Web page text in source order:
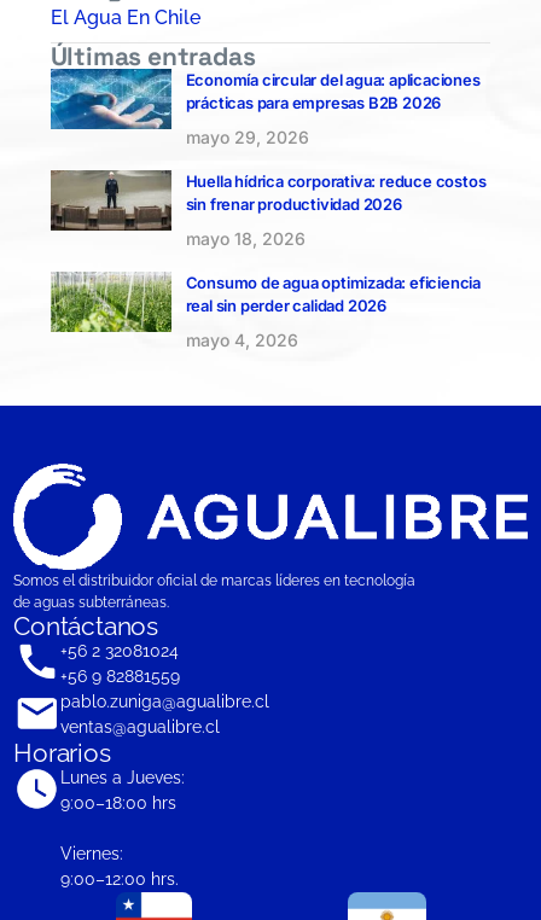
El Agua En Chile
Últimas entradas
Economía circular del agua: aplicaciones
prácticas para empresas B2B 2026
mayo 29, 2026
Huella hídrica corporativa: reduce costos
sin frenar productividad 2026
mayo 18, 2026
Consumo de agua optimizada: eficiencia
real sin perder calidad 2026
mayo 4, 2026
Somos el distribuidor oficial de marcas líderes en tecnología
de aguas subterráneas.
Contáctanos
+56 2 32081024
+56 9 82881559
pablo.zuniga@agualibre.cl
ventas@agualibre.cl
Horarios
Lunes a Jueves:
9:00–18:00 hrs
Viernes:
9:00–12:00 hrs.